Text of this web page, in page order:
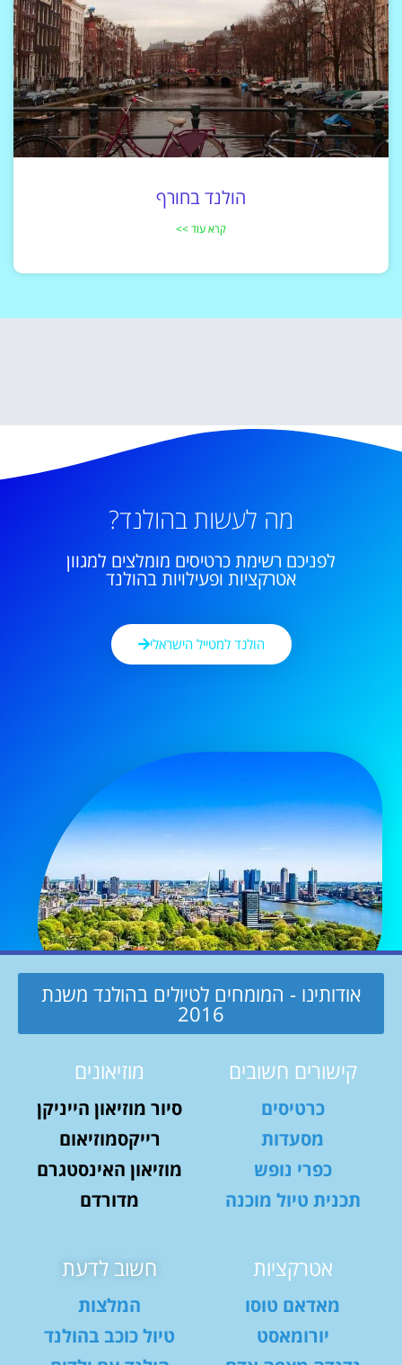
הולנד בחורף
קרא עוד >>
מה לעשות בהולנד?
לפניכם רשימת כרטיסים מומלצים למגוון
אטרקציות ופעילויות בהולנד
הולנד למטייל הישראלי
אודותינו - המומחים לטיולים בהולנד משנת
2016
קישורים חשובים
כרטיסים
מסעדות
כפרי נופש
תכנית טיול מוכנה
מוזיאונים
סיור מוזיאון הייניקן
רייקסמוזיאום
מוזיאון האינסטגרם
מדורדם
אטרקציות
מאדאם טוסו
יורומאסט
חשוב לדעת
המלצות
טיול כוכב בהולנד